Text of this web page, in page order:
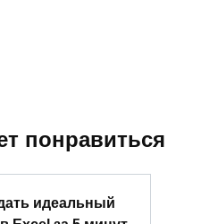
понравиться
идеальный